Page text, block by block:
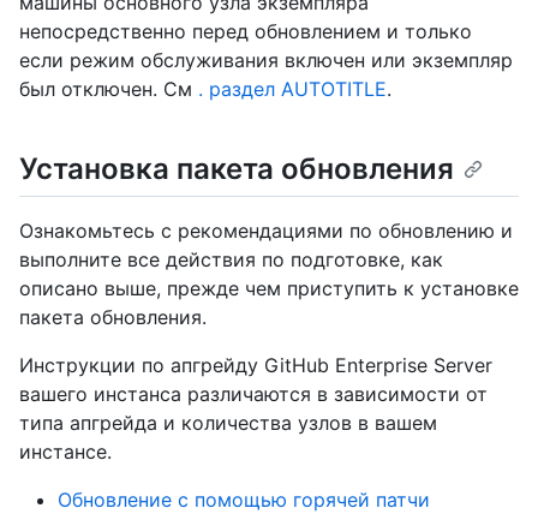
непосредственно перед обновлением и только
если режим обслуживания включен или экземпляр
был отключен. См . раздел AUTOTITLE.
Установка пакета обновления
Ознакомьтесь с рекомендациями по обновлению и
выполните все действия по подготовке, как
описано выше, прежде чем приступить к установке
пакета обновления.
Инструкции по апгрейду GitHub Enterprise Server
вашего инстанса различаются в зависимости от
типа апгрейда и количества узлов в вашем
инстансе.
Обновление с помощью горячей патчи